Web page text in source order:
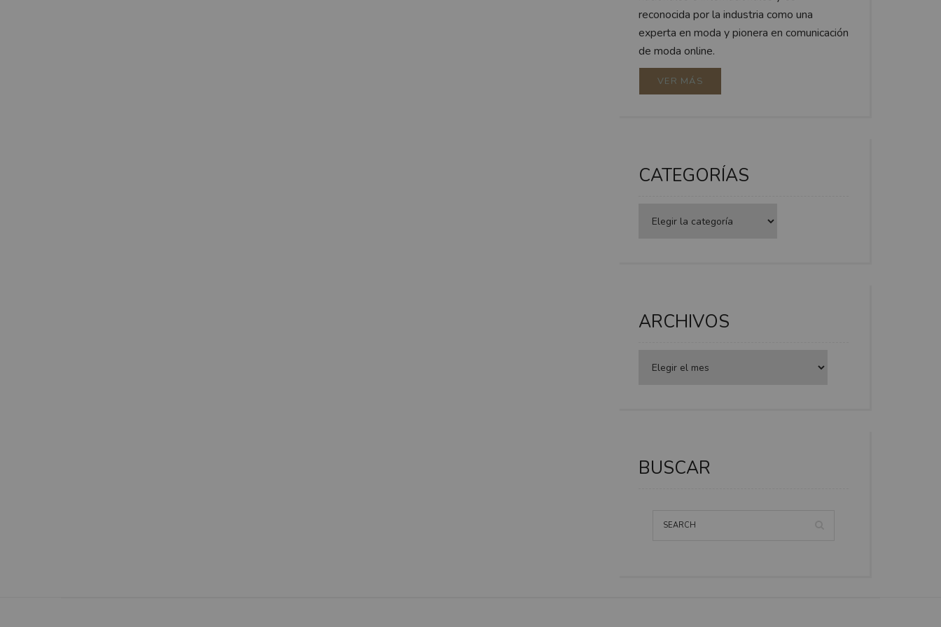
reconocida por la industria como una
experta en moda y pionera en comunicación
de moda online.
VER MÁS
CATEGORÍAS
ARCHIVOS
BUSCAR